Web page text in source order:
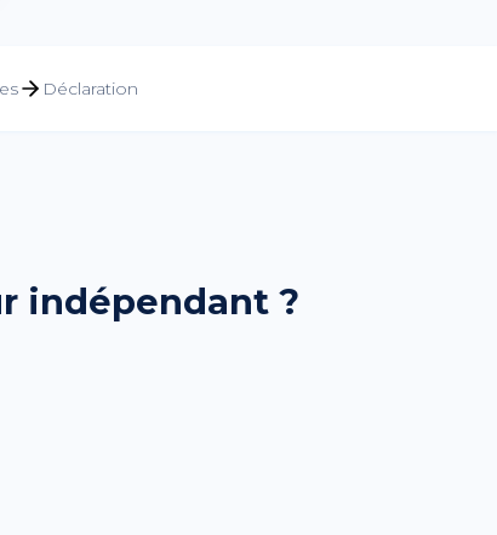
Déclaration
indépendant ?